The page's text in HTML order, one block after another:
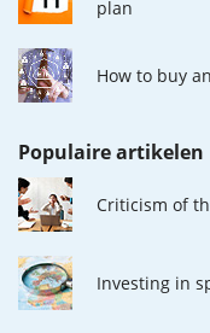
plan
How to buy
Populaire artikelen
Criticism of
Investing in